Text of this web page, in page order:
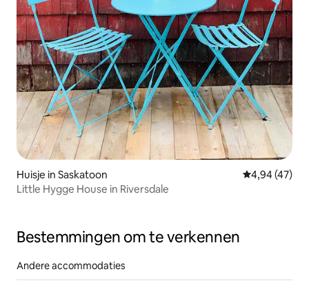
Huisje in Saskatoon Gemiddelde
4,94 (47)
Little Hygge House in Riversdale
Bestemmingen om te verkennen
Andere accommodaties